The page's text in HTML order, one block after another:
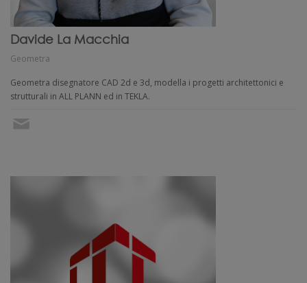
Davide La Macchia
Geometra
Geometra disegnatore CAD 2d e 3d, modella i progetti architettonici e
strutturali in ALL PLANN ed in TEKLA.